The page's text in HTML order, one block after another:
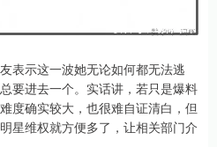
表示这一波她无论如何都无法逃
要进去一个。实话讲，若只是爆料
度确实较大，也很难自证清白，但
星维权就方便多了，让相关部门介